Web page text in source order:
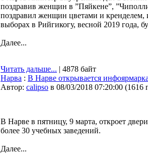
поздравив женщин в ”Пяйкене”,
поздравил женщин цветами и
выборах в Рийгикогу, весной 2019 года,
Далее...
Читать дальше... | 4878 байт
Нарва : В Нарве открывается
Автор: calipso в 08/03/2018 07:20:00 (1616
В Нарве в пятницу, 9 марта, откроет
более 30 учебных заведений.
Далее...